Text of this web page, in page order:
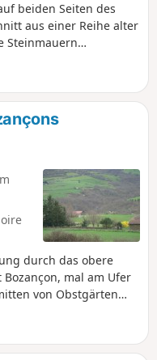
beiden Seiten des
aus einer Reihe alter
Steinmauern
Sie die App nicht
durch das obere
mal am Ufer
von Obstgärten